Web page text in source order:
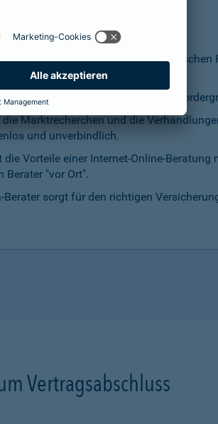
den Zugriff auf den gesamten deutschen
zum besten Preis steht im
Marktrecherchen und die
und unverbindlich.
Vorteile einer Internet-Online-Beratung
Berater "vor Ort".
Berater sorgt für den richtigen
Vertragsabschluss